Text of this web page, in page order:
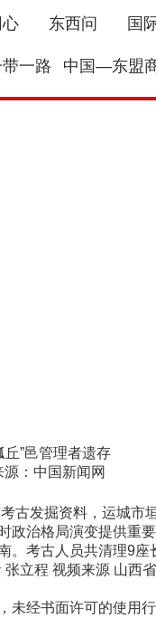
心 东西问 国
一路 中国—东盟
”邑管理者遗存
：中国新闻网
发掘资料，运城市垣
政治格局演变提供重
考古人员共清理9座
立程 视频来源 山西
未经书面许可的使用